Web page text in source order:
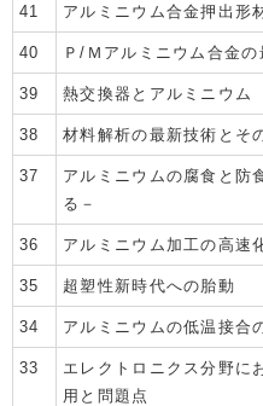
41 アルミニウム合金押出形
40 Ｐ/Ｍアルミニウム合金
39 熱交換器とアルミニウム
38 材料解析の最新技術とそ
37
アルミニウムの腐食と防
る－
36 アルミニウム加工の高速
35 超塑性新時代への胎動
34 アルミニウムの低温接合
33
エレクトロニクス分野に
用と問題点